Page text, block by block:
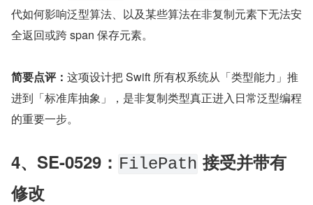
代如何影响泛型算法、以及某些算法在非复制元素下无法安
全返回或跨 span 保存元素。
简要点评： 这项设计把 Swift 所有权系统从「类型能力」推
进到「标准库抽象」，是非复制类型真正进入日常泛型编程
的重要一步。
4、SE-0529： FilePath 接受并带有
修改